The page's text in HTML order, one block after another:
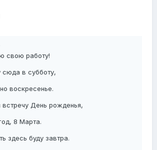
свою работу!
сюда в субботу,
воскресенье.
встречу День рожденья,
8 Марта.
здесь буду завтра.